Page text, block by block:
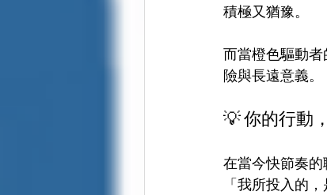
積極又猶豫。
而當橙色驅動
險與長遠意義。
💡 你的行動
在當今快節奏
「我所投入的